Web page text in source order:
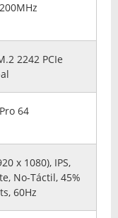
2242 PCIe
64
x 1080), IPS,
No-Táctil, 45%
60Hz